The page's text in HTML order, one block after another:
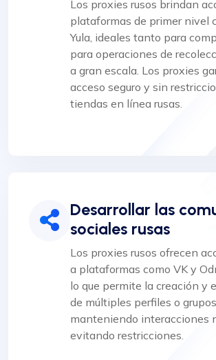
Los proxies rusos brindan
plataformas de primer nivel
Yula, ideales tanto para
para operaciones de
a gran escala. Los proxies
acceso seguro y sin
tiendas en línea rusas.
Desarrollar las
sociales rusas
Los proxies rusos ofrecen
a plataformas como VK y
lo que permite la creación y
de múltiples perfiles o grupos
manteniendo interacciones
evitando restricciones.